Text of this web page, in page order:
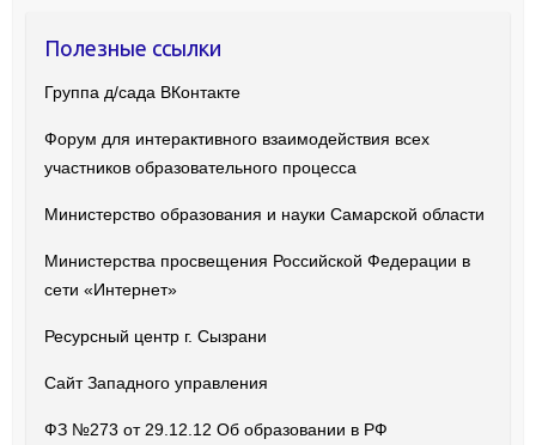
Полезные ссылки
Группа д/сада ВКонтакте
Форум для интерактивного взаимодействия всех
участников образовательного процесса
Министерство образования и науки Самарской области
Министерства просвещения Российской Федерации в
сети «Интернет»
Ресурсный центр г. Сызрани
Сайт Западного управления
ФЗ №273 от 29.12.12 Об образовании в РФ